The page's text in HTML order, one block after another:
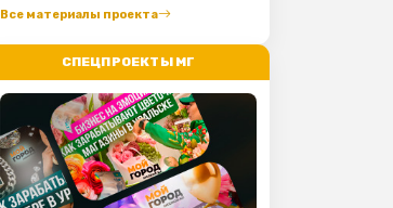
Все материалы проекта
СПЕЦПРОЕКТЫ МГ